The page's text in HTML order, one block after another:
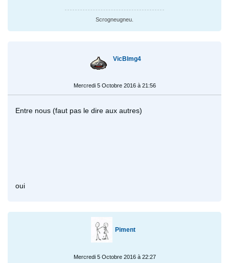
Scrogneugneu.
VicBlmg4
Mercredi 5 Octobre 2016 à 21:56
Entre nous (faut pas le dire aux autres)
oui
Piment
Mercredi 5 Octobre 2016 à 22:27